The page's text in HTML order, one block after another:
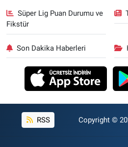
Süper Lig Puan Durumu ve
Fikstür
Son Dakika Haberleri
RSS Copyright ©